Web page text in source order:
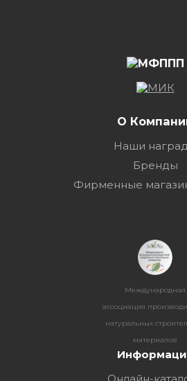
О
Наши
Бренды
Фирменные
Международная
ассоциация
натуральных
материалов